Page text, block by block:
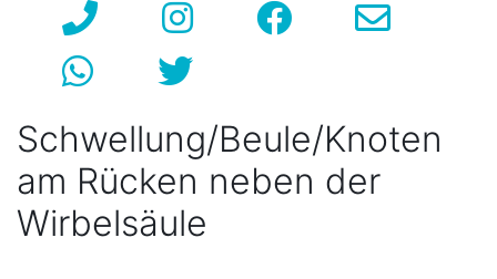
Schwellung/Beule/Knoten
am Rücken neben der
Wirbelsäule